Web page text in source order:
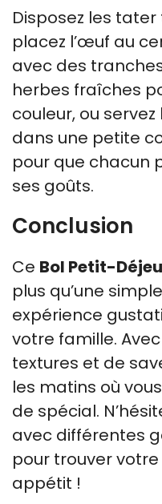
Disposez les
placez l’œuf au
avec des
herbes fraîches
couleur, ou
dans une petite
pour que chacun
ses goûts.
Conclusion
Ce Bol Petit-
plus qu’une
expérience
votre famille.
textures et de
les matins où
de spécial.
avec différentes
pour trouver
appétit !